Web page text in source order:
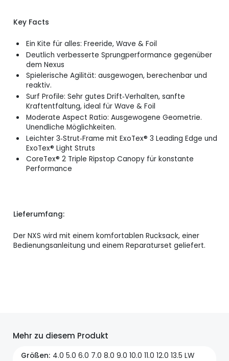
Key Facts
Ein Kite für alles: Freeride, Wave & Foil
Deutlich verbesserte Sprungperformance gegenüber
dem Nexus
Spielerische Agilität: ausgewogen, berechenbar und
reaktiv.
Surf Profile: Sehr gutes Drift‑Verhalten, sanfte
Kraftentfaltung, ideal für Wave & Foil
Moderate Aspect Ratio: Ausgewogene Geometrie.
Unendliche Möglichkeiten.
Leichter 3‑Strut‑Frame mit ExoTex® 3 Leading Edge und
ExoTex® Light Struts
CoreTex® 2 Triple Ripstop Canopy für konstante
Performance
Lieferumfang:
Der NXS wird mit einem komfortablen Rucksack, einer
Bedienungsanleitung und einem Reparaturset geliefert.
Mehr zu diesem Produkt
Größen 4.0 5.0 6.0 7.0 8.0 9.0 10.0 11.0 12.0 13.5 LW